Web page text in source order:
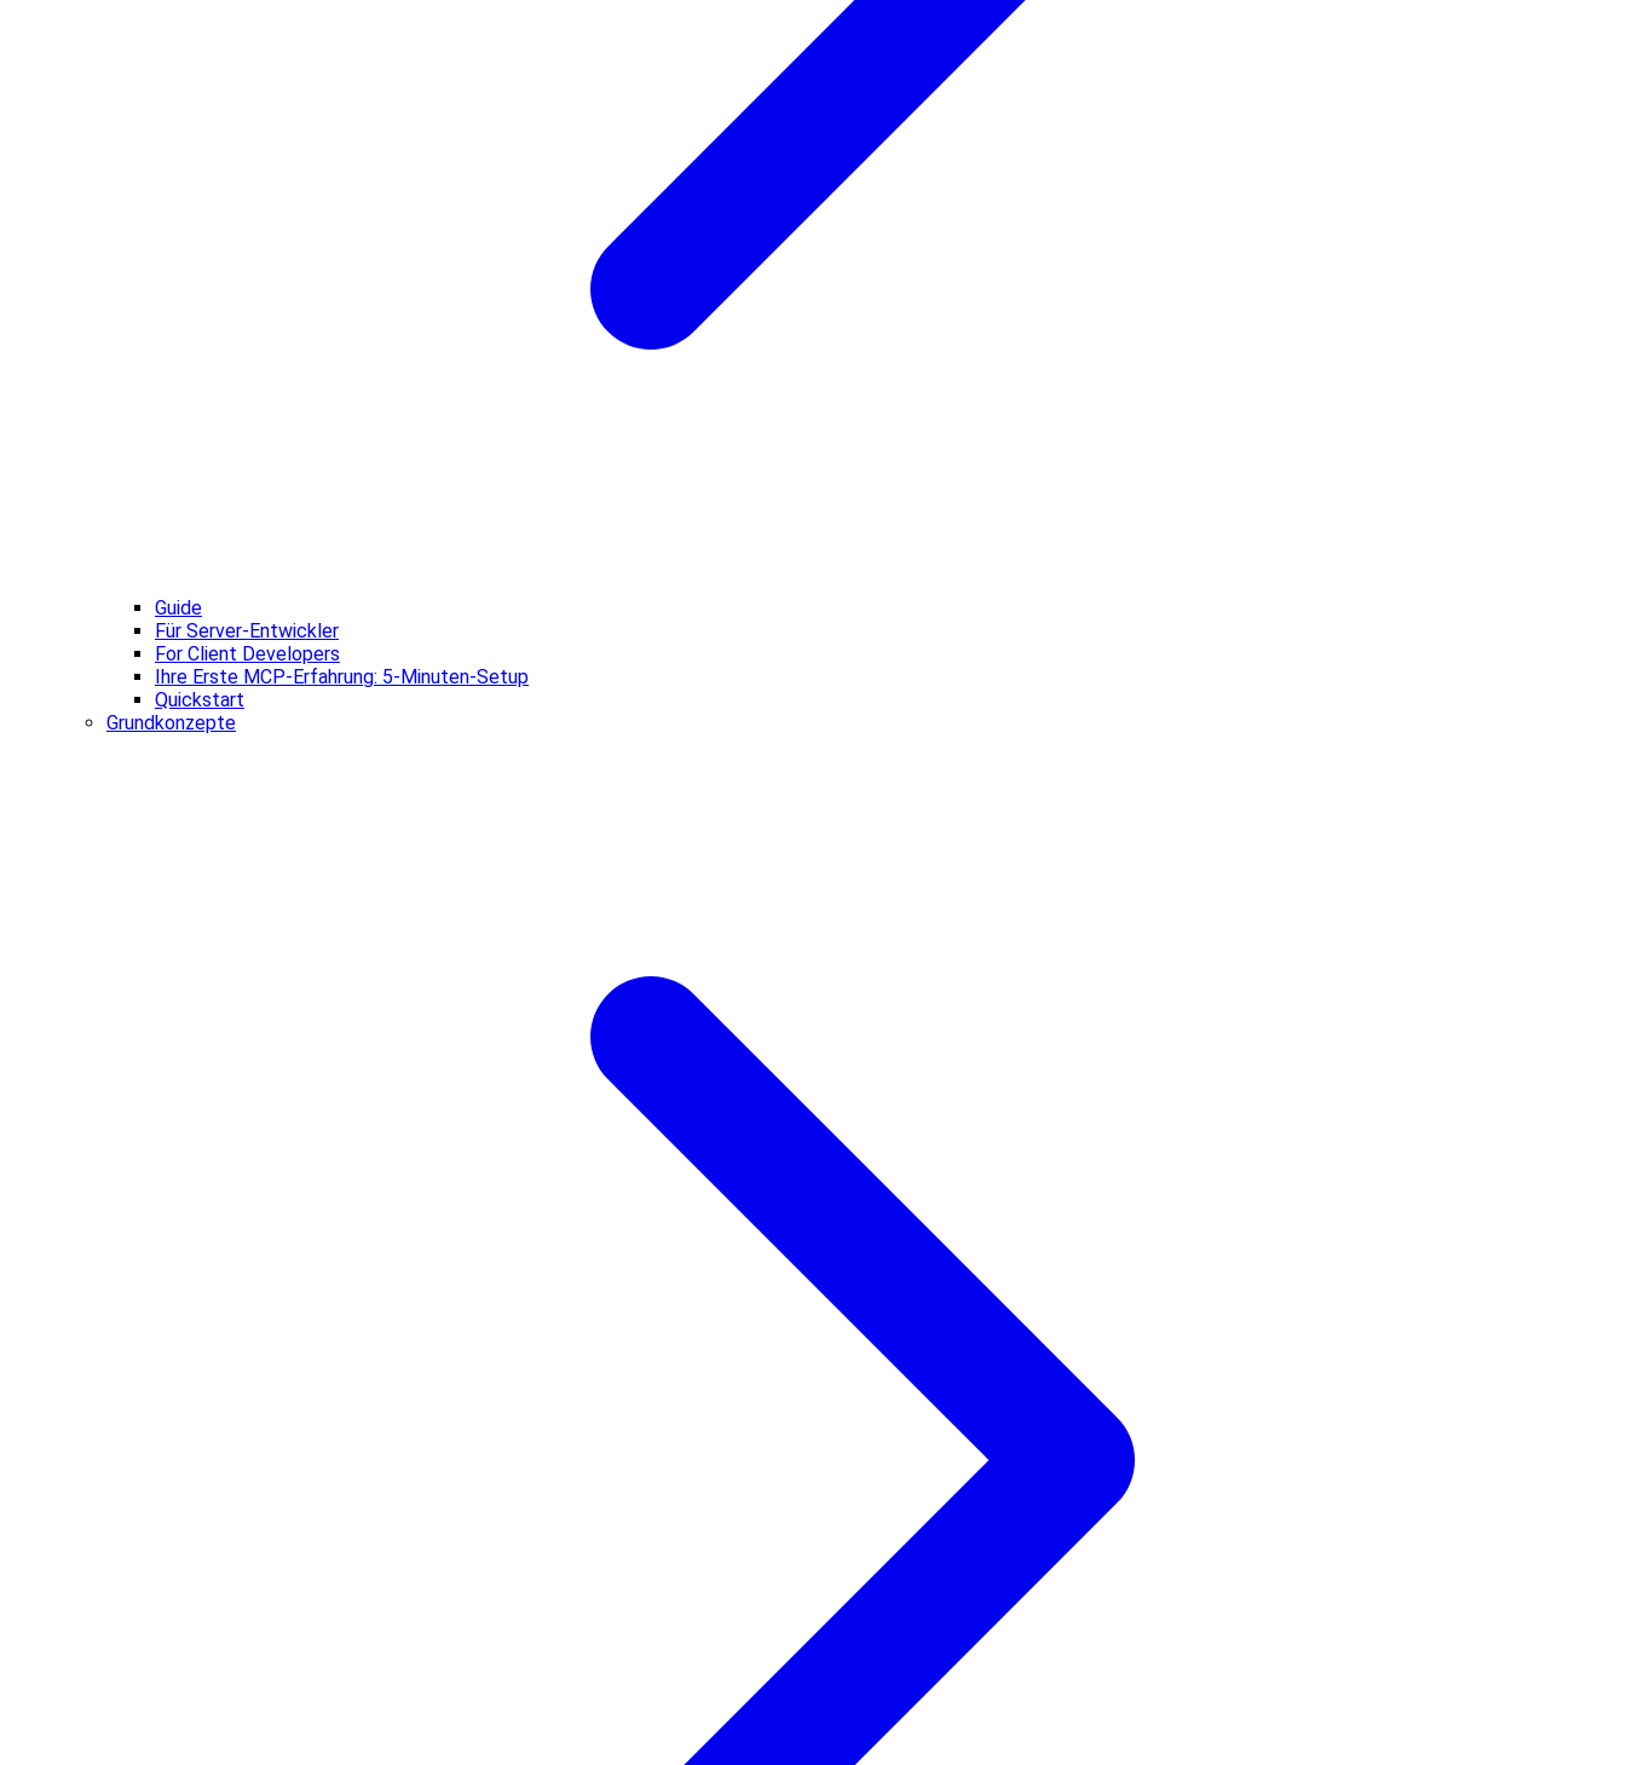
Guide
Für Server-Entwickler
For Client Developers
Ihre Erste MCP-Erfahrung: 5-Minuten-Setup
Quickstart
Grundkonzepte